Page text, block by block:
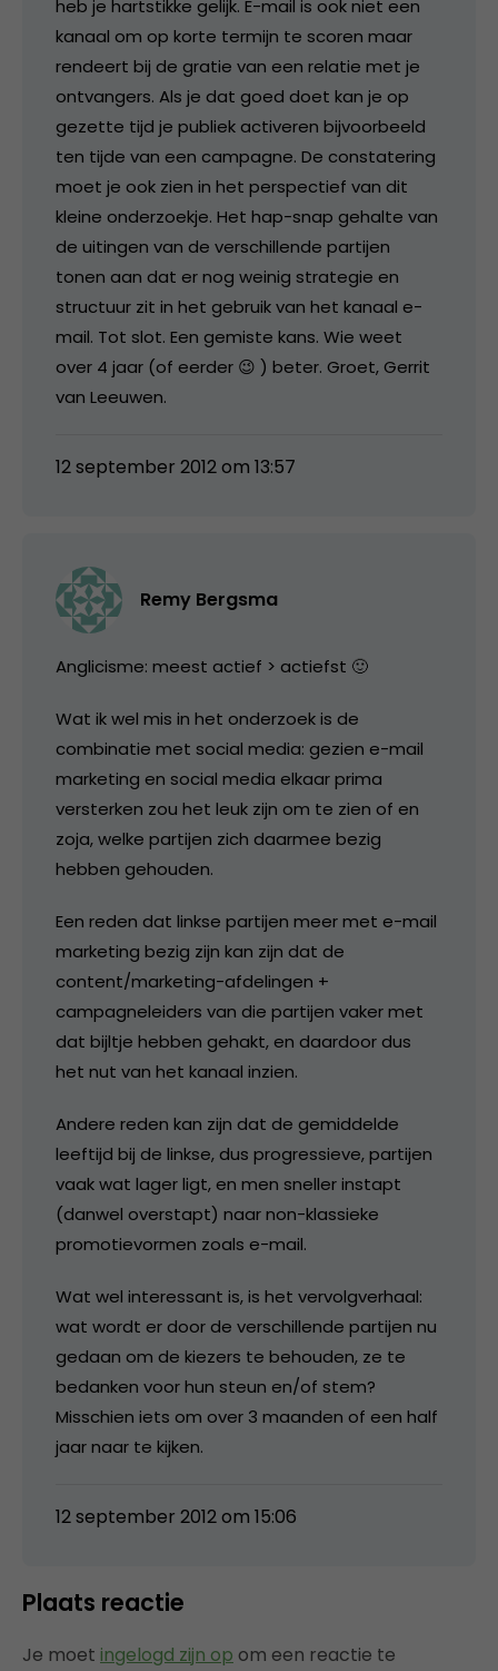
heb je hartstikke gelijk. E-mail is ook niet een
kanaal om op korte termijn te scoren maar
rendeert bij de gratie van een relatie met je
ontvangers. Als je dat goed doet kan je op
gezette tijd je publiek activeren bijvoorbeeld
ten tijde van een campagne. De constatering
moet je ook zien in het perspectief van dit
kleine onderzoekje. Het hap-snap gehalte van
de uitingen van de verschillende partijen
tonen aan dat er nog weinig strategie en
structuur zit in het gebruik van het kanaal e-
mail. Tot slot. Een gemiste kans. Wie weet
over 4 jaar (of eerder 😉 ) beter. Groet, Gerrit
van Leeuwen.
12 september 2012 om 13:57
Remy Bergsma
Anglicisme: meest actief > actiefst 🙂
Wat ik wel mis in het onderzoek is de
combinatie met social media: gezien e-mail
marketing en social media elkaar prima
versterken zou het leuk zijn om te zien of en
zoja, welke partijen zich daarmee bezig
hebben gehouden.
Een reden dat linkse partijen meer met e-mail
marketing bezig zijn kan zijn dat de
content/marketing-afdelingen +
campagneleiders van die partijen vaker met
dat bijltje hebben gehakt, en daardoor dus
het nut van het kanaal inzien.
Andere reden kan zijn dat de gemiddelde
leeftijd bij de linkse, dus progressieve, partijen
vaak wat lager ligt, en men sneller instapt
(danwel overstapt) naar non-klassieke
promotievormen zoals e-mail.
Wat wel interessant is, is het vervolgverhaal:
wat wordt er door de verschillende partijen nu
gedaan om de kiezers te behouden, ze te
bedanken voor hun steun en/of stem?
Misschien iets om over 3 maanden of een half
jaar naar te kijken.
12 september 2012 om 15:06
Plaats reactie
Je moet ingelogd zijn op om een reactie te